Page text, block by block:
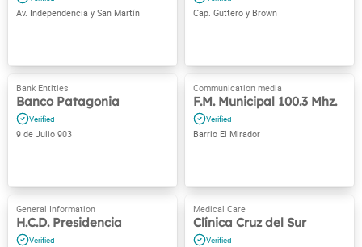
Av. Independencia y San Martín Cap. Guttero y Brown
Banco Patagonia
9 de Julio 903
F.M. Municipal 100.3 Mhz.
Barrio El Mirador
H.C.D. Presidencia Clínica Cruz del Sur